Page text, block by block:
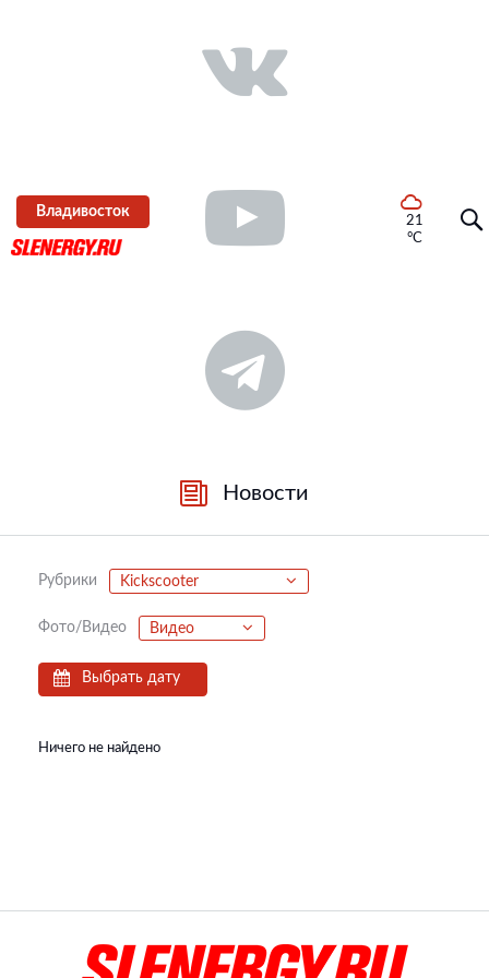
Владивосток
21
°C
Новости
Рубрики Kickscooter
Фото/Видео Видео
Выбрать дату
Ничего не найдено